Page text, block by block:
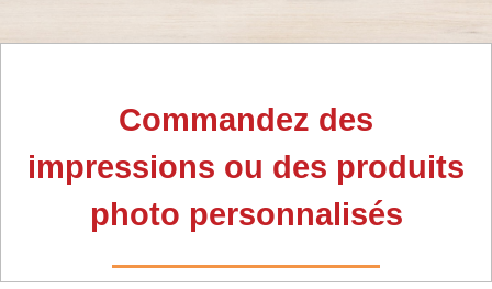
Commandez des
impressions ou des produits
photo personnalisés